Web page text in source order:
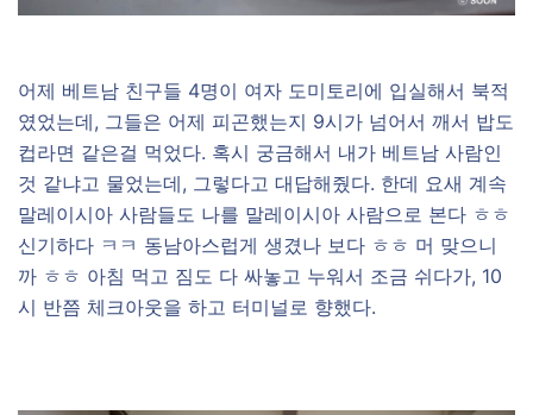
어제 베트남 친구들 4명이 여자 도미토리에 입실해서 북적
였었는데, 그들은 어제 피곤했는지 9시가 넘어서 깨서 밥도
컵라면 같은걸 먹었다. 혹시 궁금해서 내가 베트남 사람인
것 같냐고 물었는데, 그렇다고 대답해줬다. 한데 요새 계속
말레이시아 사람들도 나를 말레이시아 사람으로 본다 ㅎㅎ
신기하다 ㅋㅋ 동남아스럽게 생겼나 보다 ㅎㅎ 머 맞으니
까 ㅎㅎ 아침 먹고 짐도 다 싸놓고 누워서 조금 쉬다가, 10
시 반쯤 체크아웃을 하고 터미널로 향했다.